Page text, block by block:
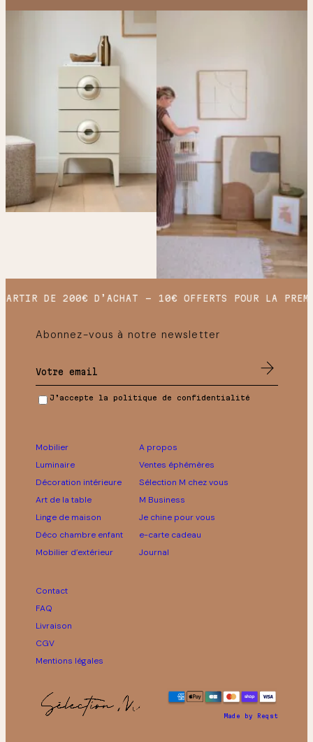
DE 200€ D’ACHAT 10€ OFFERTS POUR LA
Abonnez-vous à notre newsletter
J’accepte la politique de confidentialité
Mobilier
Luminaire
Décoration intérieure
Art de la table
Linge de maison
Déco chambre enfant
Mobilier d’extérieur
A propos
Ventes éphémères
Sélection M chez vous
M Business
Je chine pour vous
e-carte cadeau
Journal
Contact
FAQ
Livraison
CGV
Mentions légales
Made by Reqst